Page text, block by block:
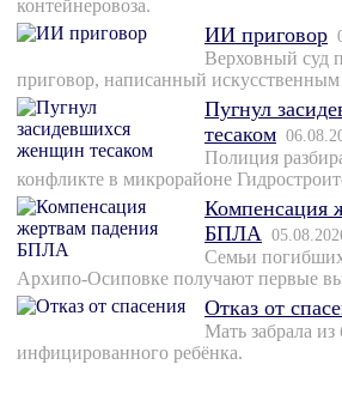
контейнеровоза.
ИИ приговор
Верховный суд
приговор, написанный искусственным
Пугнул
тесаком
Полиция
конфликте в микрорайоне
Компенсация
БПЛА
Семьи
Архипо-Осиповке получают первые
Отказ от
Мать забрала
инфицированного ребёнка.